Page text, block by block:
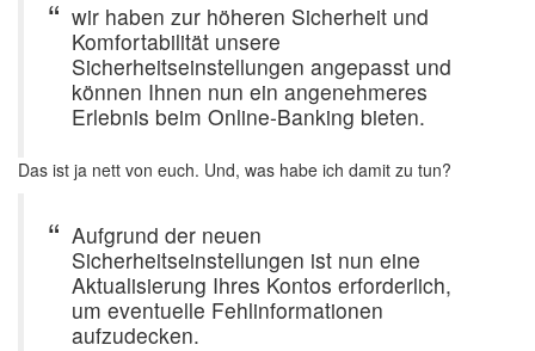
wir haben zur höheren Sicherheit und
Komfortabilität unsere
Sicherheitseinstellungen angepasst und
können Ihnen nun ein angenehmeres
Erlebnis beim Online-Banking bieten.
Das ist ja nett von euch. Und, was habe ich damit zu tun?
Aufgrund der neuen
Sicherheitseinstellungen ist nun eine
Aktualisierung Ihres Kontos erforderlich,
um eventuelle Fehlinformationen
aufzudecken.